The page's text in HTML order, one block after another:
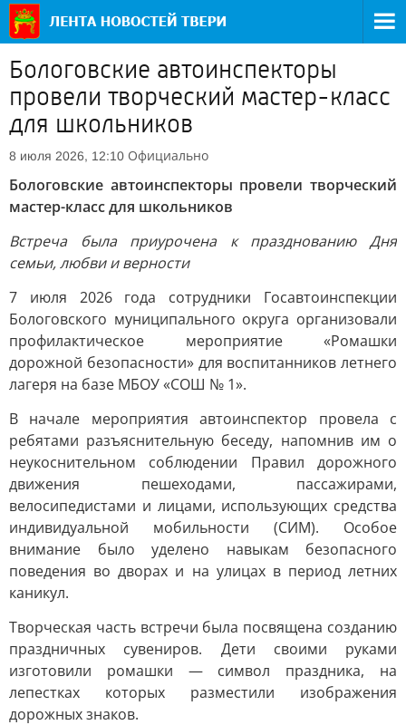
Бологовские автоинспекторы
провели творческий мастер-класс
для школьников
8 июля 2026, 12:10 Официально
Бологовские автоинспекторы провели творческий
мастер-класс для школьников
Встреча была приурочена к празднованию Дня
семьи, любви и верности
7 июля 2026 года сотрудники Госавтоинспекции
Бологовского муниципального округа организовали
профилактическое мероприятие «Ромашки
дорожной безопасности» для воспитанников летнего
лагеря на базе МБОУ «СОШ № 1».
В начале мероприятия автоинспектор провела с
ребятами разъяснительную беседу, напомнив им о
неукоснительном соблюдении Правил дорожного
движения пешеходами, пассажирами,
велосипедистами и лицами, использующих средства
индивидуальной мобильности (СИМ). Особое
внимание было уделено навыкам безопасного
поведения во дворах и на улицах в период летних
каникул.
Творческая часть встречи была посвящена созданию
праздничных сувениров. Дети своими руками
изготовили ромашки — символ праздника, на
лепестках которых разместили изображения
дорожных знаков.